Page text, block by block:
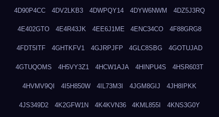
4D90P4CC 4DV2LKB3 4DWPQY14 4DYW6NWM 4DZ5J3RQ
4E402GTO 4E4R43JK 4EE6J1ME 4ENC34CO 4F88GRG8
4FDT5ITF 4GHTKFV1 4GJRPJFP 4GLC8SBG 4GOTUJAD
4GTUQOMS 4H5VY3Z1 4HCW1AJA 4HINPU4S 4HSR603T
4HVMV9QI 4I5H850W 4IL73M3I 4JGM8GIJ 4JH8IPKK
4JS349D2 4K2GFW1N 4K4KVN36 4KML855I 4KNS3G0Y